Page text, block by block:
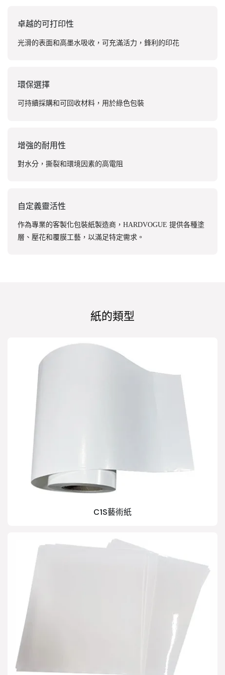
卓越的可打印性
光滑的表面和高墨水吸收，可充滿活力，鋒利的印花
環保選擇
可持續採購和可回收材料，用於綠色包裝
增強的耐用性
對水分，撕裂和環境因素的高電阻
自定義靈活性
作為專業的客製化包裝紙製造商，HARDVOGUE 提供各種塗
層、壓花和覆膜工藝，以滿足特定需求。
紙的類型
C1S藝術紙